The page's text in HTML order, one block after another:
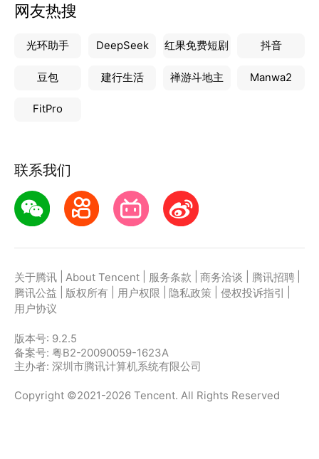
考内容，欢迎您随时联系我们。
网友热搜
光环助手 DeepSeek 红果免费短剧 抖音
豆包 建行生活 禅游斗地主 Manwa2
FitPro
联系我们
关于腾讯 About Tencent 服务条款 商务洽谈 腾讯招聘
腾讯公益
版权所有 用户权限 隐私政策 侵权投诉指引
用户协议
版本号: 9.2.5
备案号: 粤B2-20090059-1623A
主办者: 深圳市腾讯计算机系统有限公司
Copyright ©2021-2026 Tencent. All Rights Reserved